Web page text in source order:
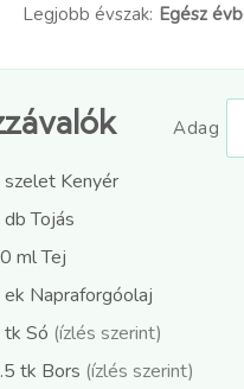
Legjobb évszak: Egész
Adag
szelet Kenyér
dbTojás
mlTej
ek Napraforgóolaj
tk Só (ízlés szerint)
tk Bors (ízlés szerint)